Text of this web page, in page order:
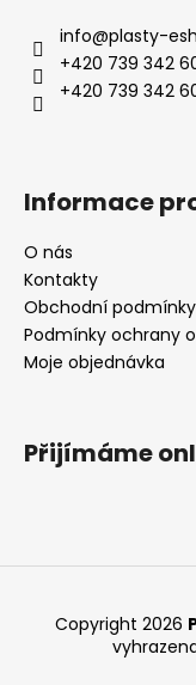
info@plasty-
+420 739 342
+420 739 342
Informace
O nás
Kontakty
Obchodní podmínky
Podmínky ochrany
Moje objednávka
Přijímáme
Copyright 2026